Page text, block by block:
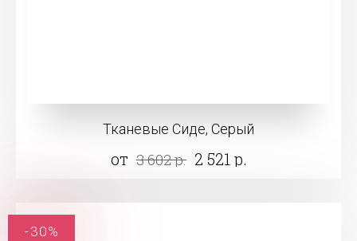
Тканевые Сиде, Серый
от 3 602 р. 2 521 р.
-30%